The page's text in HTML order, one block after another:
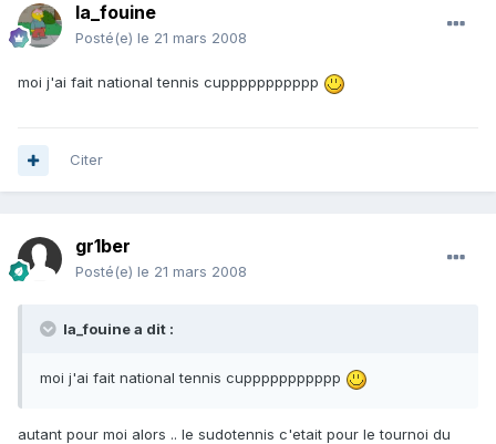
la_fouine
Posté(e) le 21 mars 2008
moi j'ai fait national tennis cuppppppppppp
Citer
gr1ber
Posté(e) le 21 mars 2008
la_fouine a dit :
moi j'ai fait national tennis cuppppppppppp
autant pour moi alors .. le sudotennis c'etait pour le tournoi du